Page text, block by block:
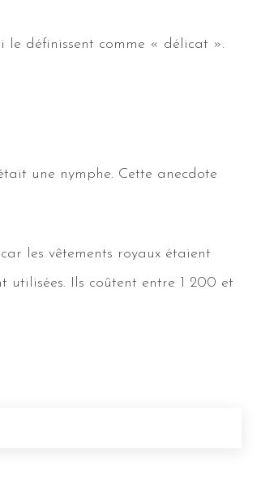
le définissent comme « délicat ».
une nymphe. Cette anecdote
les vêtements royaux étaient
Ils coûtent entre 1 200 et